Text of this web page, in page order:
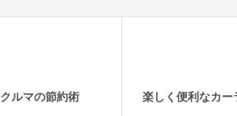
クルマの節約術 楽しく便利なカー